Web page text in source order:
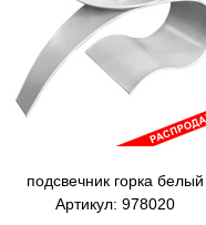
подсвечник горка белый
Артикул: 978020